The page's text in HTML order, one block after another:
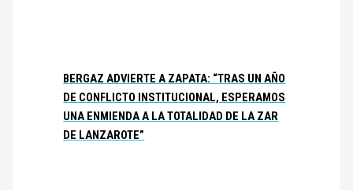
BERGAZ ADVIERTE A ZAPATA: “TRAS UN AÑO
DE CONFLICTO INSTITUCIONAL, ESPERAMOS
UNA ENMIENDA A LA TOTALIDAD DE LA ZAR
DE LANZAROTE”